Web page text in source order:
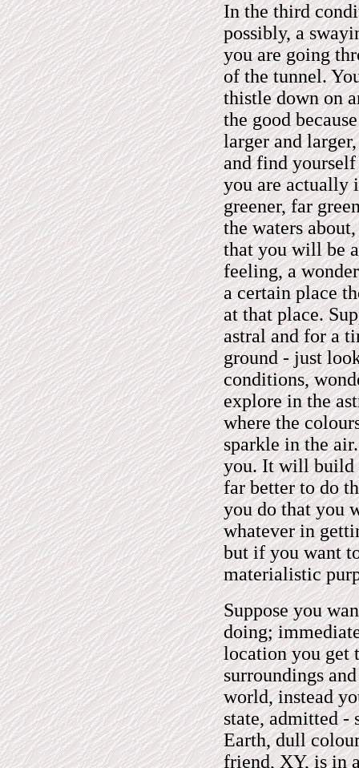
In the third
possibly, a
you are going
of the tunnel.
thistle down on
the good
larger and
and find
you are actually
greener, far
the waters
that you will be
feeling, a
a certain place
at that place.
astral and for a
ground - just
conditions,
explore in the
where the
sparkle in the
you. It will build
far better to do
you do that you
whatever in
but if you want
materialistic
Suppose you
doing;
location you get
surroundings
world, instead
state, admitted -
Earth, dull
friend, XY, is in